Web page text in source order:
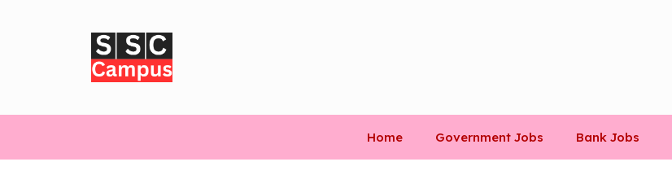
Home Government Jobs Bank Jobs